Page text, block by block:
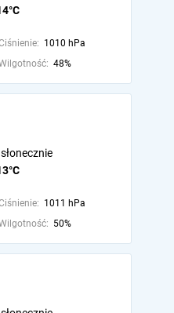
1010 hPa
48%
1011 hPa
50%